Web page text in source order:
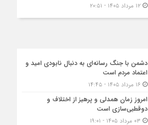
۱۲ مرداد ۱۴۰۵ - ۲۰:۵۱
دشمن با جنگ رسانه‌ای به دنبال نابودی امید و
اعتماد مردم است
۱۶ مرداد ۱۴۰۵ - ۱۴:۴۵
امروز زمان همدلی و پرهیز از اختلاف و
دوقطبی‌سازی است